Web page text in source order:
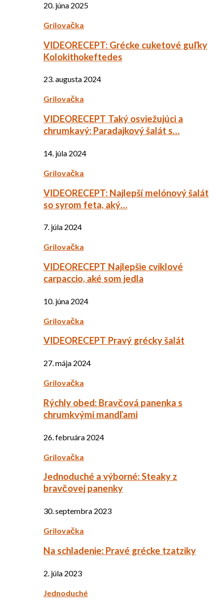
20. júna 2025
Grilovačka
VIDEORECEPT: Grécke cuketové guľky
Kolokithokeftedes
23. augusta 2024
Grilovačka
VIDEORECEPT Taký osviežujúci a
chrumkavý: Paradajkový šalát s…
14. júla 2024
Grilovačka
VIDEORECEPT: Najlepší melónový šalát
so syrom feta, aký…
7. júla 2024
Grilovačka
VIDEORECEPT Najlepšie cviklové
carpaccio, aké som jedla
10. júna 2024
Grilovačka
VIDEORECEPT Pravý grécky šalát
27. mája 2024
Grilovačka
Rýchly obed: Bravčová panenka s
chrumkvými mandľami
26. februára 2024
Grilovačka
Jednoduché a výborné: Steaky z
bravčovej panenky
30. septembra 2023
Grilovačka
Na schladenie: Pravé grécke tzatziky
2. júla 2023
Jednoduché